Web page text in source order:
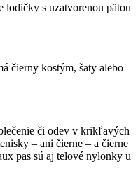
lodičky s uzatvorenou pätou
čierny kostým, šaty alebo
či odev v krikľavých
– ani čierne – a čierne
pas sú aj telové nylonky u